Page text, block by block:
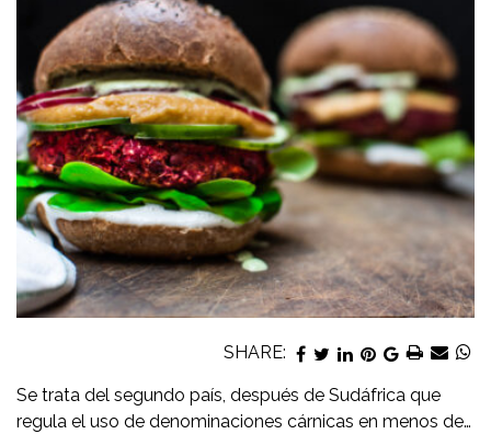
SHARE:
Se trata del segundo país, después de Sudáfrica que
regula el uso de denominaciones cárnicas en menos de…